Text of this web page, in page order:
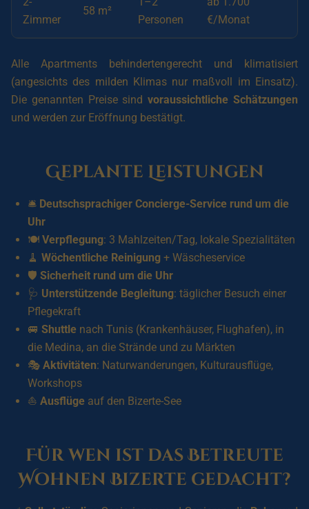
Zimmer
58 m²
Personen
€/Monat
Alle Apartments behindertengerecht und klimatisiert
(angesichts des milden Klimas nur maßvoll im Einsatz).
Die genannten Preise sindvoraussichtliche Schätzungen
und werden zur Eröffnung bestätigt.
Geplante Leistungen
🛎️ Deutschsprachiger Concierge-Service rund um die
Uhr
🍽️ Verpflegung: 3 Mahlzeiten/Tag, lokale Spezialitäten
🧹 Wöchentliche Reinigung + Wäscheservice
🛡️ Sicherheit rund um die Uhr
🩺 Unterstützende Begleitung: täglicher Besuch einer
Pflegekraft
🚐 Shuttle nach Tunis (Krankenhäuser, Flughafen), in
die Medina, an die Strände und zu Märkten
🎭 Aktivitäten: Naturwanderungen, Kulturausflüge,
Workshops
⛵ Ausflüge auf den Bizerte-See
Für wen ist das Betreute
Wohnen Bizerte gedacht?